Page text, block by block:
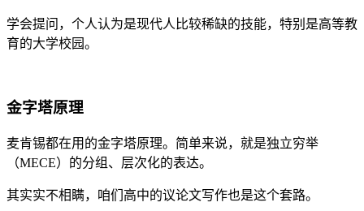
学会提问，个人认为是现代人比较稀缺的技能，特别是高等教
育的大学校园。
金字塔原理
麦肯锡都在用的金字塔原理。简单来说，就是独立穷举
（MECE）的分组、层次化的表达。
其实实不相瞒，咱们高中的议论文写作也是这个套路。